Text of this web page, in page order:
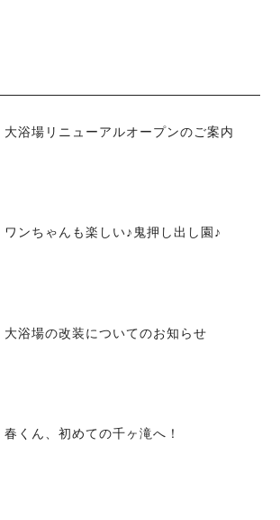
大浴場リニューアルオープンのご案内
ワンちゃんも楽しい♪鬼押し出し園♪
大浴場の改装についてのお知らせ
春くん、初めての千ヶ滝へ！